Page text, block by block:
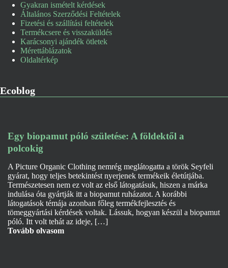
Gyakran ismételt kérdések
Általános Szerződési Feltételek
Fizetési és szállítási feltételek
Termékcsere és visszaküldés
Karácsonyi ajándék ötletek
Mérettáblázatok
Oldaltérkép
Ecoblog
Egy biopamut póló születése: A földektől a
polcokig
A Picture Organic Clothing nemrég meglátogatta a török Seyfeli
gyárat, hogy teljes betekintést nyerjenek termékeik életútjába.
Természetesen nem ez volt az első látogatásuk, hiszen a márka
indulása óta gyártják itt a biopamut ruházatot. A korábbi
látogatások témája azonban főleg termékfejlesztés és
tömeggyártási kérdések voltak. Lássuk, hogyan készül a biopamut
póló. Itt volt tehát az ideje, […]
Tovább olvasom